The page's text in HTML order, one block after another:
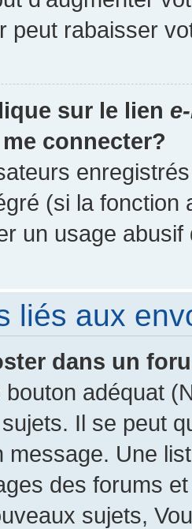
peut rabaisser
sur le lien
connecter?
(si la fonction
un usage
liés aux
dans un
adéquat
Il se peut
message. Une
des forums
sujets,